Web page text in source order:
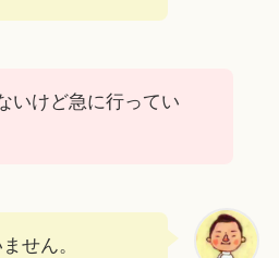
いけど急に行ってい
せん。